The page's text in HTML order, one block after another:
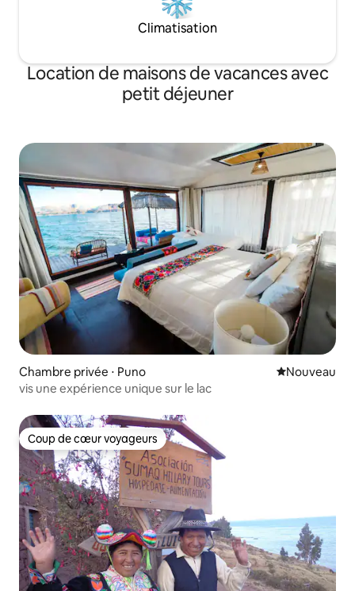
Climatisation
Location de maisons de vacances avec
petit déjeuner
Chambre privée ⋅ Puno Nouvel
Nouveau
vis une expérience unique sur le lac
Coup de cœur voyageurs
Coup de cœur voyageurs